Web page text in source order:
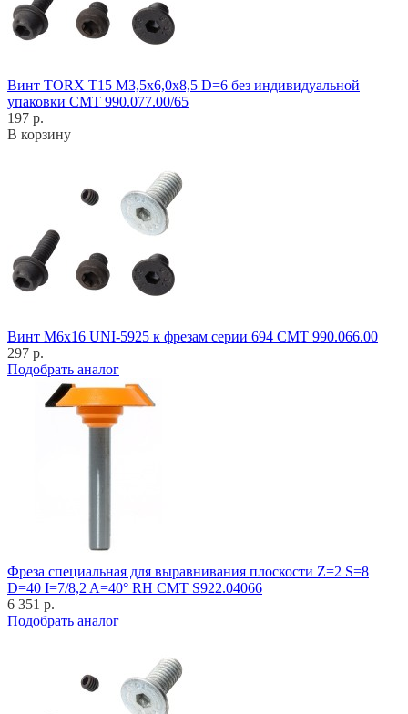
Винт TORX T15 M3,5x6,0x8,5 D=6 без индивидуальной
упаковки CMT 990.077.00/65
197 р.
В корзину
Винт M6x16 UNI-5925 к фрезам серии 694 CMT 990.066.00
297 р.
Подобрать аналог
Фреза специальная для выравнивания плоскости Z=2 S=8
D=40 I=7/8,2 A=40° RH CMT S922.04066
6 351 р.
Подобрать аналог